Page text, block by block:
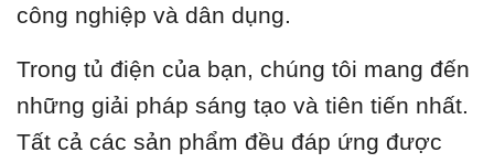
công nghiệp và dân dụng.
Trong tủ điện của bạn, chúng tôi mang đến
những giải pháp sáng tạo và tiên tiến nhất.
Tất cả các sản phẩm đều đáp ứng được